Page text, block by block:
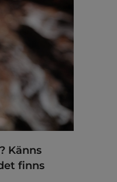
Känns
finns